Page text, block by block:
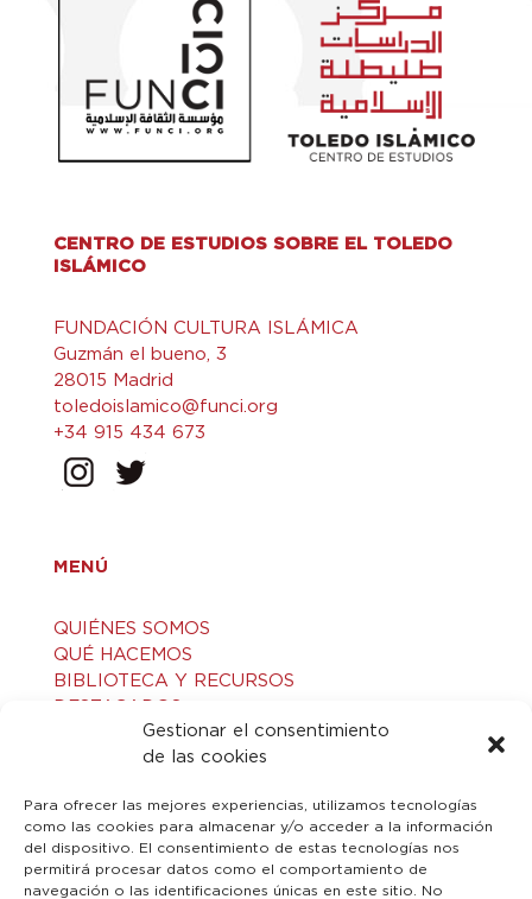
Gestionar el consentimiento
de las cookies
Para ofrecer las mejores experiencias, utilizamos tecnologías
como las cookies para almacenar y/o acceder a la información
del dispositivo. El consentimiento de estas tecnologías nos
permitirá procesar datos como el comportamiento de
navegación o las identificaciones únicas en este sitio. No
CENTRO DE ESTUDIOS SOBRE EL TOLEDO
ISLÁMICO
FUNDACIÓN CULTURA ISLÁMICA
Guzmán el bueno, 3
28015 Madrid
toledoislamico@funci.org
+34 915 434 673
MENÚ
QUIÉNES SOMOS
QUÉ HACEMOS
BIBLIOTECA Y RECURSOS
DESTACADOS
ACTIVIDADES
VISITAS GUIADAS
LEGAL